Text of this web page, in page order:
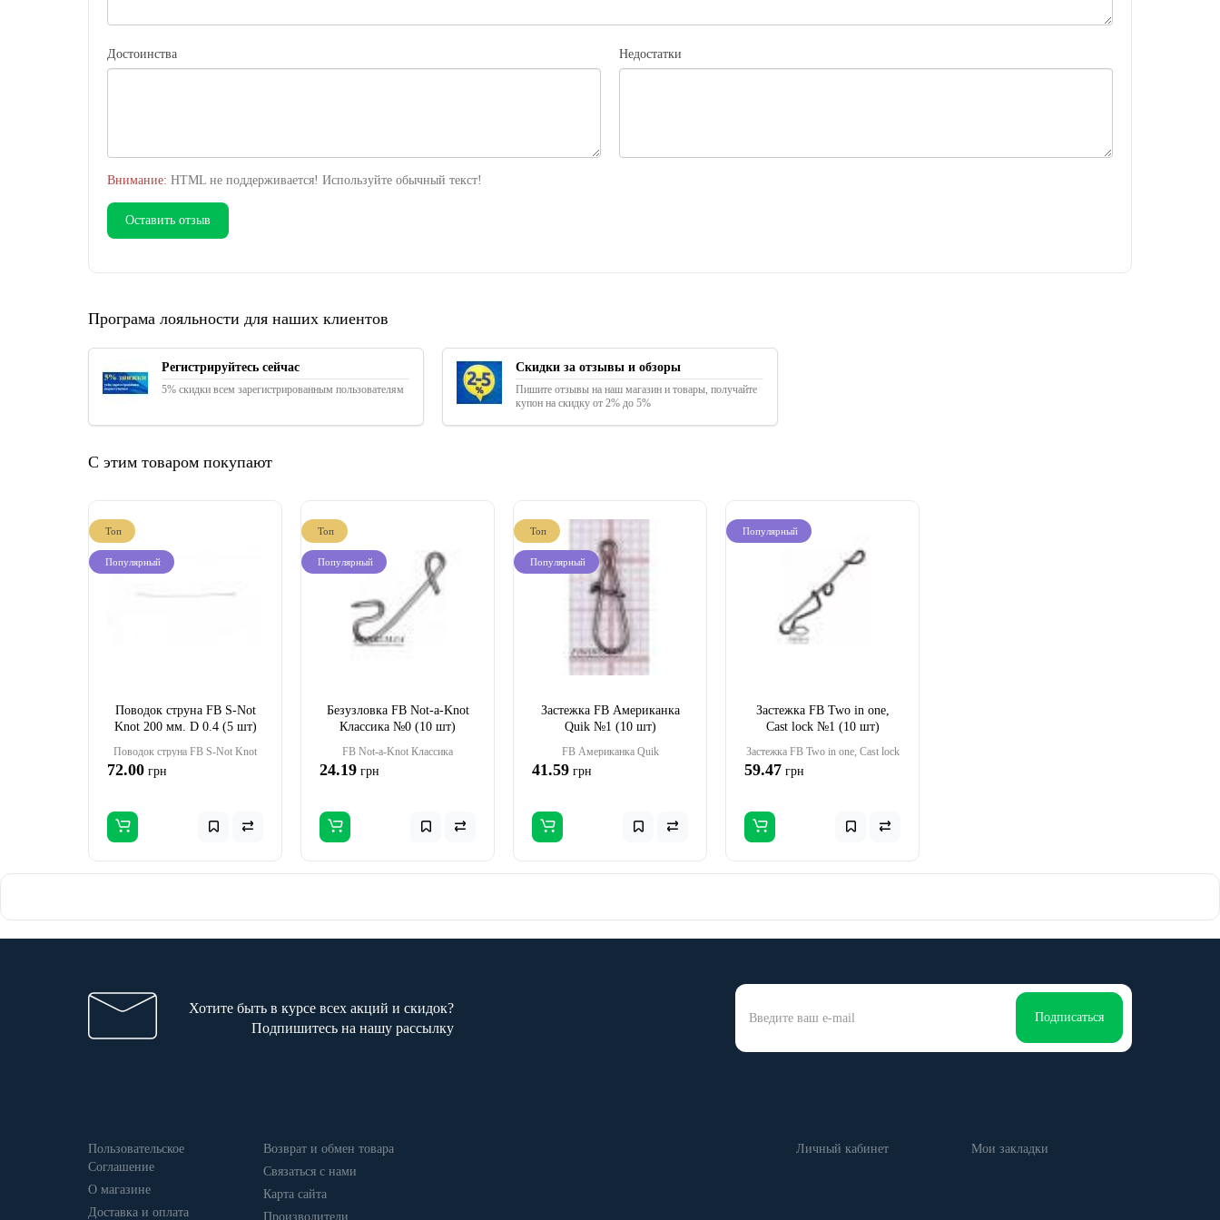
Достоинства Недостатки
Внимание: HTML не поддерживается! Используйте обычный текст!
Оставить отзыв
Програма лояльности для наших клиентов
Регистрируйтесь сейчас
5% скидки всем зарегистрированным пользователям
Скидки за отзывы и обзоры
Пишите отзывы на наш магазин и товары, получайте
купон на скидку от 2% до 5%
С этим товаром покупают
Топ
Популярный
Поводок струна FB S-Not
Knot 200 мм. D 0.4 (5 шт)
Поводок струна FB S-Not Knot
72.00 грн
Топ
Популярный
Безузловка FB Not-a-Knot
Классика №0 (10 шт)
FB Not-a-Knot Классика
24.19 грн
Топ
Популярный
Застежка FB Американка
Quik №1 (10 шт)
FB Американка Quik
41.59 грн
Популярный
Застежка FB Two in one,
Cast lock №1 (10 шт)
Застежка FB Two in one, Cast lock
59.47 грн
Хотите быть в курсе всех акций и скидок?
Подпишитесь на нашу рассылку
Подписаться
Пользовательское
Соглашение
О магазине
Доставка и оплата
Возврат и обмен товара
Связаться с нами
Карта сайта
Производители
Личный кабинет Мои закладки